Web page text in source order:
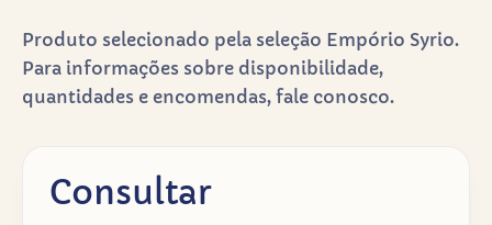
Produto selecionado pela seleção Empório Syrio.
Para informações sobre disponibilidade,
quantidades e encomendas, fale conosco.
Consultar